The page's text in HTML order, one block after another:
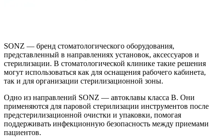
SONZ — бренд стоматологического оборудования,
представленный в направлениях установок, аксессуаров и
стерилизации. В стоматологической клинике такие решения
могут использоваться как для оснащения рабочего кабинета,
так и для организации стерилизационной зоны.
Одно из направлений SONZ — автоклавы класса B. Они
применяются для паровой стерилизации инструментов после
предстерилизационной очистки и упаковки, помогая
поддерживать инфекционную безопасность между приемами
пациентов.